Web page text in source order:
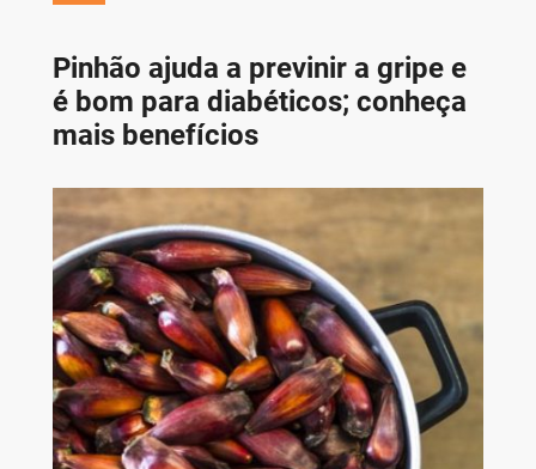
Pinhão ajuda a previnir a gripe e
é bom para diabéticos; conheça
mais benefícios